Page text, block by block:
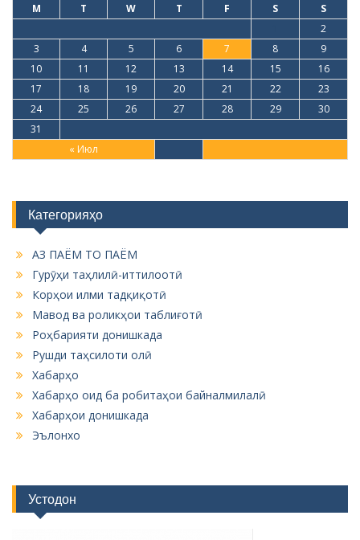
M T W T F S S
« Июл
2
3
4 5 6 7 8
9
10
11 12 13 14 15
16
17
18 19 20 21 22
23
24
25 26 27 28 29
30
31
Категорияҳо
АЗ ПАЁМ ТО ПАЁМ
Гурӯҳи таҳлилӣ-иттилоотӣ
Корҳои илми тадқиқотӣ
Мавод ва роликҳои таблиғотӣ
Роҳбарияти донишкада
Рушди таҳсилоти олӣ
Хабарҳо
Хабарҳо оид ба робитаҳои байналмилалӣ
Хабарҳои донишкада
Эълонхо
Устодон